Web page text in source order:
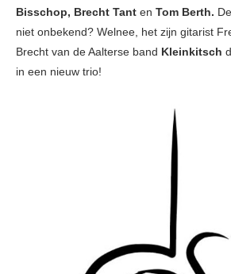
Bisschop, Brecht Tant en Tom Berth.
niet onbekend? Welnee, het zijn gitarist
Brecht van de Aalterse band Kleinkitsch
in een nieuw trio!